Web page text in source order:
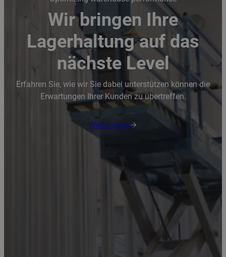
Wir bringen Ihre
Lagerhaltung auf das
nächste Level
Erfahren Sie, wie wir Sie dabei unterstützen können die
Erwartungen Ihrer Kunden zu übertreffen.
Weiterlesen